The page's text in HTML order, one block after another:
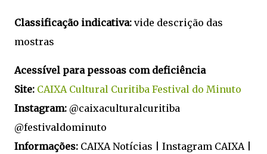
Classificação indicativa: vide descrição das
mostras
Acessível para pessoas com deficiência
Site: CAIXA Cultural Curitiba Festival do Minuto
Instagram: @caixaculturalcuritiba
@festivaldominuto
Informações: CAIXA Notícias | Instagram CAIXA |